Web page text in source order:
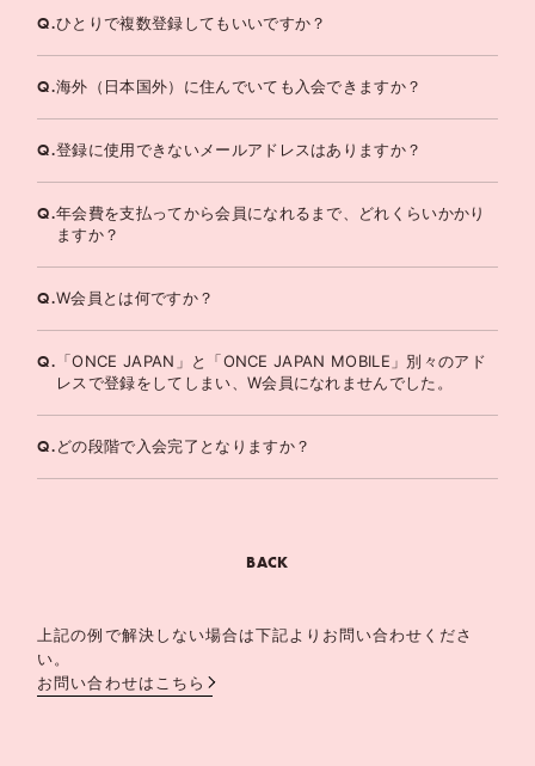
Q.ひとりで複数登録してもいいですか？
Q.海外（日本国外）に住んでいても入会できますか？
Q.登録に使用できないメールアドレスはありますか？
Q.年会費を支払ってから会員になれるまで、どれくらいかかり
ますか？
Q.W会員とは何ですか？
Q. 「ONCE JAPAN」と「ONCE JAPAN MOBILE」別々のアド
レスで登録をしてしまい、W会員になれませんでした。
Q.どの段階で入会完了となりますか？
BACK
上記の例で解決しない場合は下記よりお問い合わせくださ
い。
お問い合わせはこちら